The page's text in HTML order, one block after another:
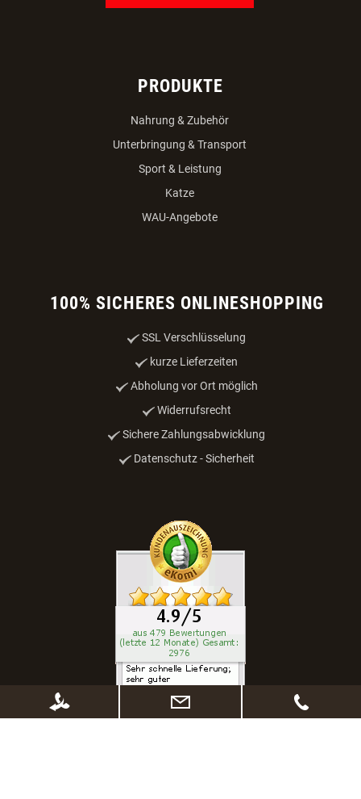
PRODUKTE
Nahrung & Zubehör
Unterbringung & Transport
Sport & Leistung
Katze
WAU-Angebote
100% SICHERES ONLINESHOPPING
SSL Verschlüsselung
kurze Lieferzeiten
Abholung vor Ort möglich
Widerrufsrecht
Sichere Zahlungsabwicklung
Datenschutz - Sicherheit